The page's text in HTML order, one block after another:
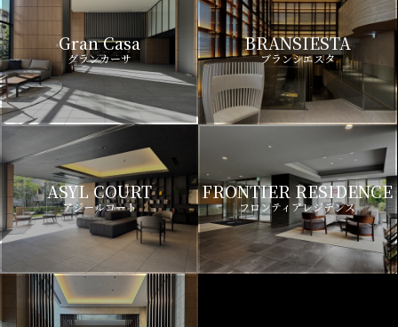
Gran Casa
グランカーサ
BRANSIESTA
ブランシエスタ
ASYL COURT
アジールコート
FRONTIER RESIDENCE
フロンティアレジデンス